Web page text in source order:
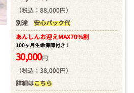
（税込：88,000円）
別途 安心パック代
あんしんお迎えMAX70%割
100ヶ月生命保障付き！
30,000円
（税込：38,000円）
詳細はこちら